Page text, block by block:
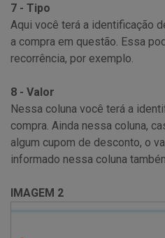
7 - Tipo
Aqui você terá a identificação
a compra em questão. Essa
recorrência, por exemplo.
8 - Valor
Nessa coluna você terá a
compra. Ainda nessa coluna,
algum cupom de desconto, o
informado nessa coluna
IMAGEM 2